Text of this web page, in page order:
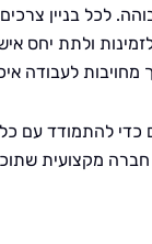
לכל בניין
ולתת יחס
מחויבות לעבודה
להתמודד עם כל
חברה מקצועית